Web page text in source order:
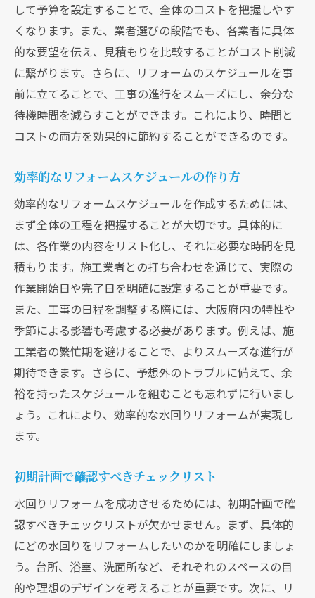
して予算を設定することで、全体のコストを把握しやす
くなります。また、業者選びの段階でも、各業者に具体
的な要望を伝え、見積もりを比較することがコスト削減
に繋がります。さらに、リフォームのスケジュールを事
前に立てることで、工事の進行をスムーズにし、余分な
待機時間を減らすことができます。これにより、時間と
コストの両方を効果的に節約することができるのです。
効率的なリフォームスケジュールの作り方
効率的なリフォームスケジュールを作成するためには、
まず全体の工程を把握することが大切です。具体的に
は、各作業の内容をリスト化し、それに必要な時間を見
積もります。施工業者との打ち合わせを通じて、実際の
作業開始日や完了日を明確に設定することが重要です。
また、工事の日程を調整する際には、大阪府内の特性や
季節による影響も考慮する必要があります。例えば、施
工業者の繁忙期を避けることで、よりスムーズな進行が
期待できます。さらに、予想外のトラブルに備えて、余
裕を持ったスケジュールを組むことも忘れずに行いまし
ょう。これにより、効率的な水回りリフォームが実現し
ます。
初期計画で確認すべきチェックリスト
水回りリフォームを成功させるためには、初期計画で確
認すべきチェックリストが欠かせません。まず、具体的
にどの水回りをリフォームしたいのかを明確にしましょ
う。台所、浴室、洗面所など、それぞれのスペースの目
的や理想のデザインを考えることが重要です。次に、リ